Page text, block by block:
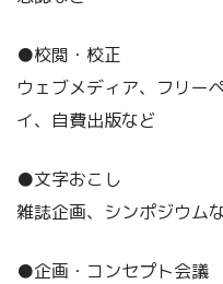
●校閲・校正
ウェブメディア、フリー
イ、自費出版など
●文字おこし
雑誌企画、シンポジウム
●企画・コンセプト会議